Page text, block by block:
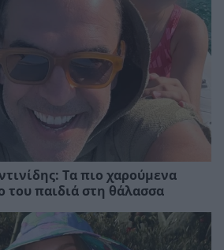
Τα πιο χαρούμενα
του παιδιά στη θάλασσα